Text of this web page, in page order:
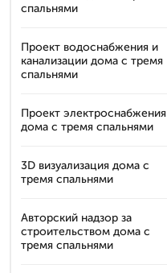
спальнями
Проект водоснабжения и
канализации дома с тремя
спальнями
Проект электроснабжения
дома с тремя спальнями
3D визуализация дома с
тремя спальнями
Авторский надзор за
строительством дома с
тремя спальнями